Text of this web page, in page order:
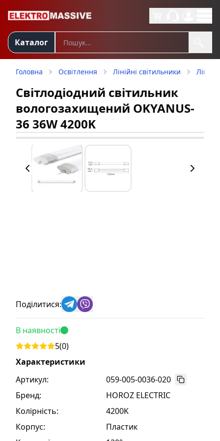
Каталог
Головна Освітлення Лінійні світильники
Світлодіодний світильник
вологозахищений OKYANUS-
36 36W 4200K
Поділитися:
В наявності
5(0)
Характеристики
Артикул:
059-005-0036-020
Бренд:
HOROZ ELECTRIC
Колірність:
4200K
Корпус:
Пластик